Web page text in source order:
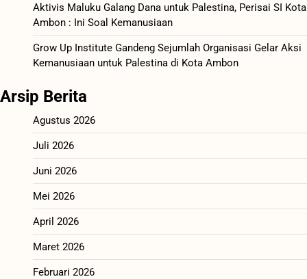
Aktivis Maluku Galang Dana untuk Palestina, Perisai SI Kota
Ambon : Ini Soal Kemanusiaan
Grow Up Institute Gandeng Sejumlah Organisasi Gelar Aksi
Kemanusiaan untuk Palestina di Kota Ambon
Arsip Berita
Agustus 2026
Juli 2026
Juni 2026
Mei 2026
April 2026
Maret 2026
Februari 2026